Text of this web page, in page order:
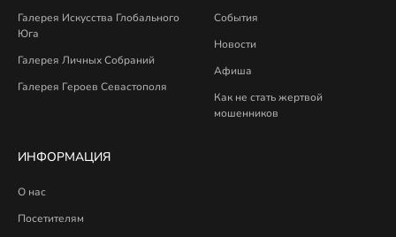
Галерея Искусства Глобального
Юга
Галерея Личных Собраний
Галерея Героев Севастополя
События
Новости
Афиша
Как не стать жертвой
мошенников
ИНФОРМАЦИЯ
О нас
Посетителям